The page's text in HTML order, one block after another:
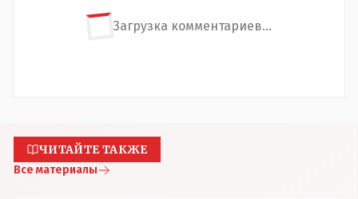
Загрузка комментариев...
ЧИТАЙТЕ ТАКЖЕ
Все материалы